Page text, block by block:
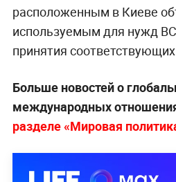
расположенным в Киеве
используемым для нужд
принятия
Больше новостей о
международных
разделе «Мировая